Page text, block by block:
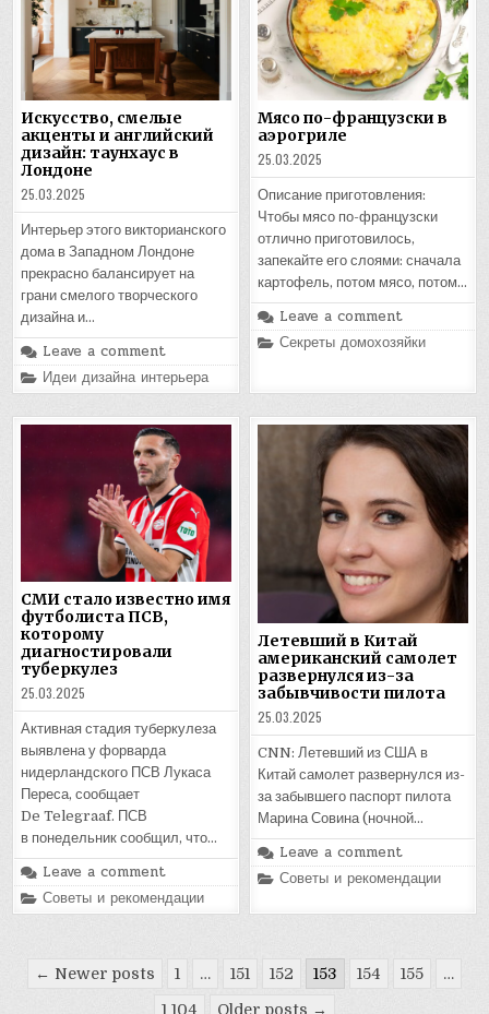
Искусство, смелые
акценты и английский
дизайн: таунхаус в
Лондоне
25.03.2025
Интерьер этого викторианского
дома в Западном Лондоне
прекрасно балансирует на
грани смелого творческого
дизайна и…
Leave a comment
Posted
in
Идеи дизайна интерьера
Мясо по-французски в
аэрогриле
25.03.2025
Описание приготовления:
Чтобы мясо по-французски
отлично приготовилось,
запекайте его слоями: сначала
картофель, потом мясо, потом…
Leave a comment
Posted
Секреты домохозяйки
СМИ стало известно имя
футболиста ПСВ,
которому
диагностировали
туберкулез
25.03.2025
Активная стадия туберкулеза
выявлена у форварда
нидерландского ПСВ Лукаса
Переса, сообщает
De Telegraaf. ПСВ
в понедельник сообщил, что…
Leave a comment
Posted
in
Советы и рекомендации
Летевший в Китай
американский самолет
развернулся из-за
забывчивости пилота
25.03.2025
CNN: Летевший из США в
Китай самолет развернулся из-
за забывшего паспорт пилота
Марина Совина (ночной…
Leave a comment
Posted
Советы и рекомендации
Пагинация
← Newer posts 1 … 151 152 153 154 155 …
1 104 Older posts →